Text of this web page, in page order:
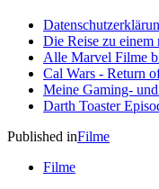
Die Reise zu einem
Alle Marvel Filme
Cal Wars - Return
Meine Gaming-
Darth Toaster
Published inFilme
Filme